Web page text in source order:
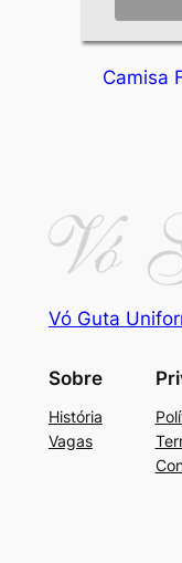
Camisa
Vó Guta
Sobre
História
Vagas